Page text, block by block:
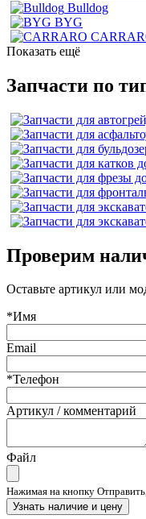
Bulldog
BYG
Показать ещё
Запчасти по
Проверим
Оставьте артикул или
*Имя
Email
*Телефон
Артикул / комментарий
Файл
Нажимая на кнопку
Узнать наличие и цену